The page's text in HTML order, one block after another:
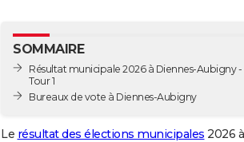
SOMMAIRE
Résultat municipale 2026 à Diennes-Aubigny -
Tour 1
Bureaux de vote à Diennes-Aubigny
Le résultat des élections municipales 2026